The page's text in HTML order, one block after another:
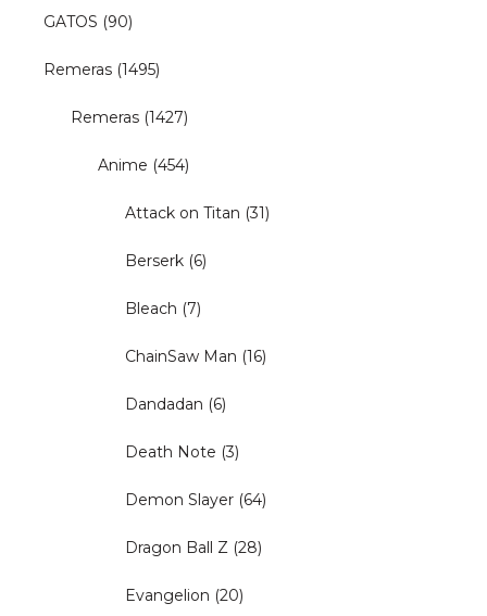
GATOS (90)
Remeras (1495)
Remeras (1427)
Anime (454)
Attack on Titan (31)
Berserk (6)
Bleach (7)
ChainSaw Man (16)
Dandadan (6)
Death Note (3)
Demon Slayer (64)
Dragon Ball Z (28)
Evangelion (20)